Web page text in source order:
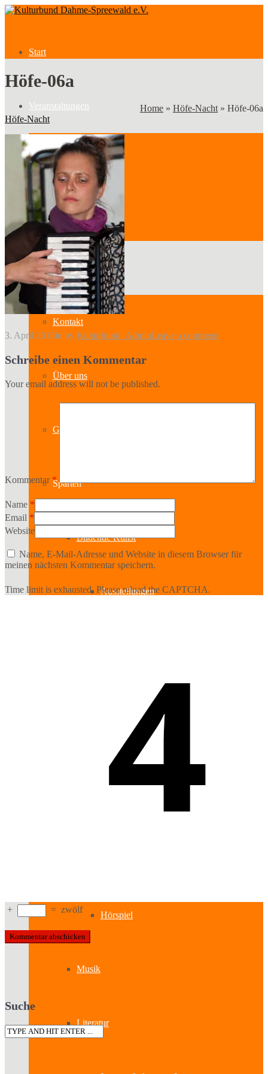
Start
Veranstaltungen
Veranstaltungen
Kategorien
Verein
Kontakt
Über uns
Geschichte
Sparten
Bildende Kunst
Ausstellungen
Darstellende Kunst
Hörspiel
Musik
Literatur
Höfe-06a
Home » Höfe-Nacht » Höfe-06a
Höfe-Nacht
3. April 2015in by Kulturbund_AdminLeave a comment
Schreibe einen Kommentar
Your email address will not be published.
Kommentar *
Name *
Email *
Website
Name, E-Mail-Adresse und Website in diesem Browser für
meinen nächsten Kommentar speichern.
Time limit is exhausted. Please reload the CAPTCHA.
+ = zwölf
Suche